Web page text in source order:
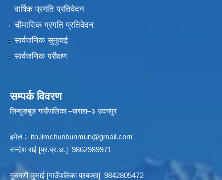
वार्षिक प्रगति प्रतिवेदन
चौमासिक प्रगति प्रतिवेदन
सार्वजनिक सुनुवाई
सार्वजनिक परीक्षण
सम्पर्क विवरण
लिम्चुङबुङ गाउँपालिका –बाराहा–३ उदयपुर
इमेल :- ito.limchunbunmun@gmail.com
सन्देश राई [प्र.प्र.अ.] 9862989971
गुरुमणी कुमाई [गाउँपालिका प्रबक्ता] 9842805472